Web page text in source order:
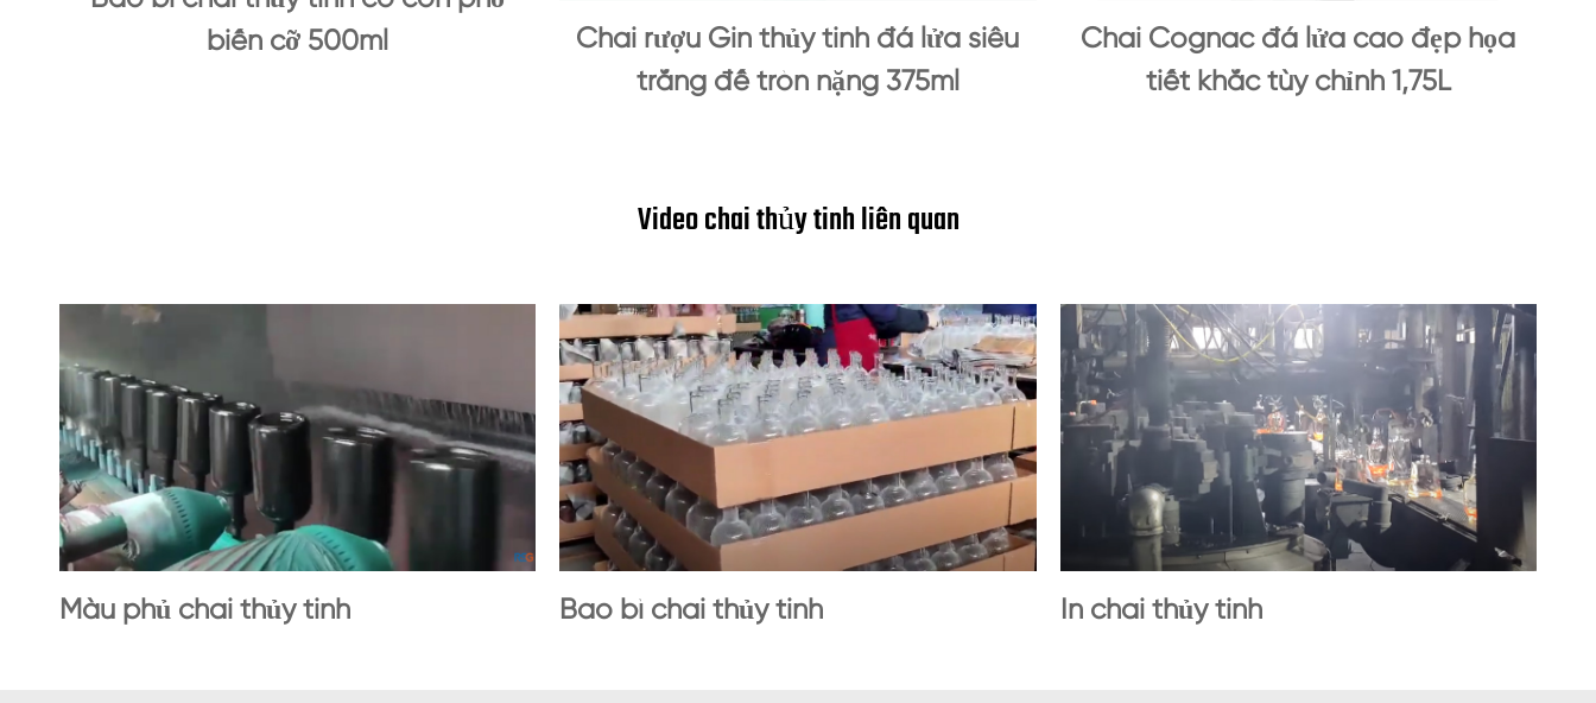
biến cỡ 500ml
Chai rượu Gin thủy tinh đá lửa siêu
trắng đế tròn nặng 375ml
Chai Cognac đá lửa cao đẹp họa
tiết khắc tùy chỉnh 1,75L
Video chai thủy tinh liên quan
Màu phủ chai thủy tinh Bao bì chai thủy tinh In chai thủy tinh